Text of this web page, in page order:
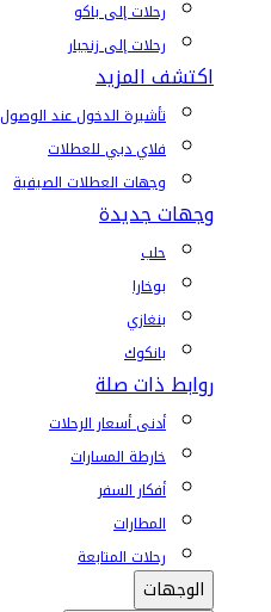
رحلات إلى باكو
رحلات إلى زنجبار
اكتشف المزيد
تأشيرة الدخول عند الوصول
فلاي دبي للعطلات
وجهات العطلات الصيفية
وجهات جديدة
حلب
بوخارا
بنغازي
بانكوك
روابط ذات صلة
أدنى أسعار الرحلات
خارطة المسارات
أفكار السفر
المطارات
رحلات المتابعة
الوجهات